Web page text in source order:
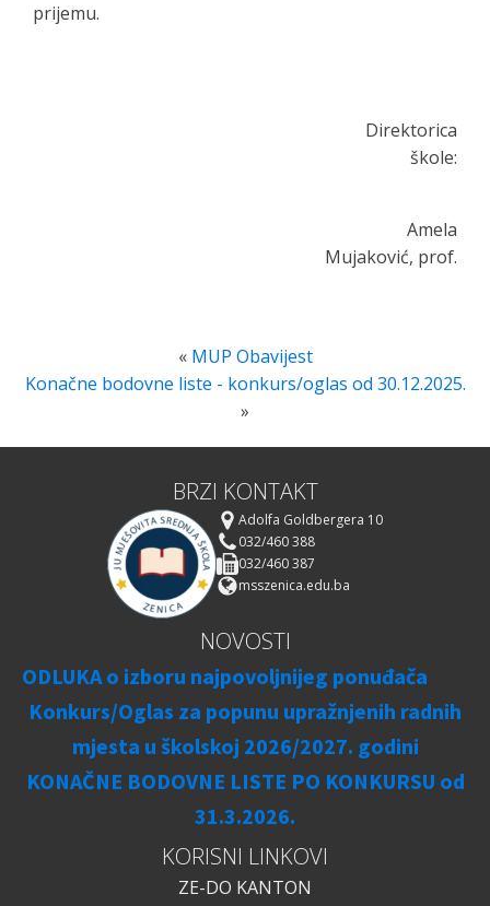
prijemu.
Direktorica
škole:
Amela
Mujaković, prof.
« MUP Obavijest
Konačne bodovne liste - konkurs/oglas od 30.12.2025.
»
BRZI KONTAKT
Adolfa Goldbergera 10
032/460 388
032/460 387
msszenica.edu.ba
NOVOSTI
ODLUKA o izboru najpovoljnijeg ponuđača
Konkurs/Oglas za popunu upražnjenih radnih
mjesta u školskoj 2026/2027. godini
KONAČNE BODOVNE LISTE PO KONKURSU od
31.3.2026.
KORISNI LINKOVI
ZE-DO KANTON